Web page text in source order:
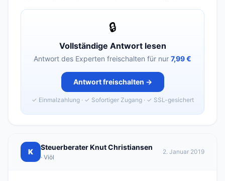
🔒
Vollständige Antwort lesen
Antwort des Experten freischalten für nur 7,99 €
Antwort freischalten →
✓ Einmalzahlung · ✓ Sofortiger Zugang · ✓ SSL-gesichert
K
Steuerberater Knut Christiansen
· Viöl
2. Januar 2019